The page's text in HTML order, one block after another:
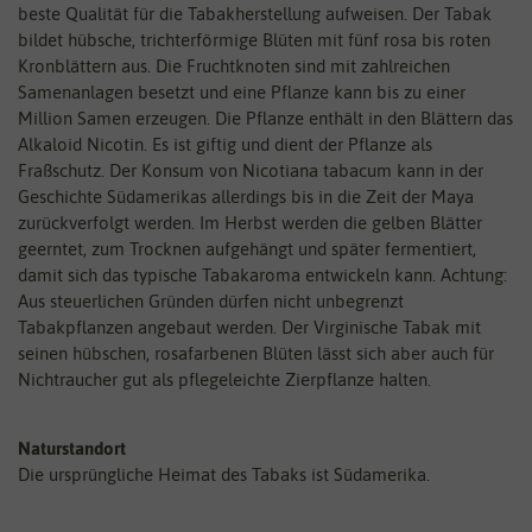
beste Qualität für die Tabakherstellung aufweisen. Der Tabak
bildet hübsche, trichterförmige Blüten mit fünf rosa bis roten
Kronblättern aus. Die Fruchtknoten sind mit zahlreichen
Samenanlagen besetzt und eine Pflanze kann bis zu einer
Million Samen erzeugen. Die Pflanze enthält in den Blättern das
Alkaloid Nicotin. Es ist giftig und dient der Pflanze als
Fraßschutz. Der Konsum von Nicotiana tabacum kann in der
Geschichte Südamerikas allerdings bis in die Zeit der Maya
zurückverfolgt werden. Im Herbst werden die gelben Blätter
geerntet, zum Trocknen aufgehängt und später fermentiert,
damit sich das typische Tabakaroma entwickeln kann. Achtung:
Aus steuerlichen Gründen dürfen nicht unbegrenzt
Tabakpflanzen angebaut werden. Der Virginische Tabak mit
seinen hübschen, rosafarbenen Blüten lässt sich aber auch für
Nichtraucher gut als pflegeleichte Zierpflanze halten.
Naturstandort
Die ursprüngliche Heimat des Tabaks ist Südamerika.